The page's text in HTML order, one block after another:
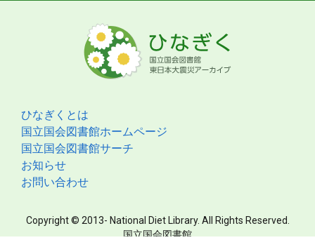
ひなぎくとは
国立国会図書館ホームページ
国立国会図書館サーチ
お知らせ
お問い合わせ
Copyright © 2013- National Diet Library. All Rights Reserved.